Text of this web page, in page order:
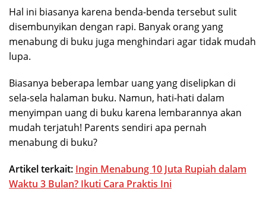
Hal ini biasanya karena benda-benda tersebut sulit
disembunyikan dengan rapi. Banyak orang yang
menabung di buku juga menghindari agar tidak mudah
lupa.
Biasanya beberapa lembar uang yang diselipkan di
sela-sela halaman buku. Namun, hati-hati dalam
menyimpan uang di buku karena lembarannya akan
mudah terjatuh! Parents sendiri apa pernah
menabung di buku?
Artikel terkait: Ingin Menabung 10 Juta Rupiah dalam
Waktu 3 Bulan? Ikuti Cara Praktis Ini